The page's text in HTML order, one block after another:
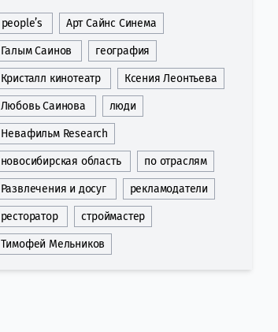
people’s Арт Сайнс Синема
Галым Саинов география
Кристалл кинотеатр Ксения Леонтьева
Любовь Саинова люди
Невафильм Research
новосибирская область по отраслям
Развлечения и досуг рекламодатели
ресторатор строймастер
Тимофей Мельников